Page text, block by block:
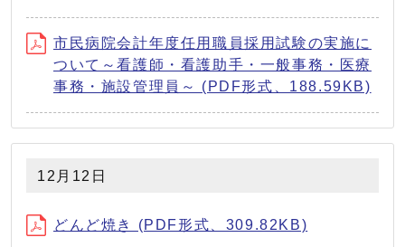
市民病院会計年度任用職員採用試験の実施に
ついて～看護師・看護助手・一般事務・医療
事務・施設管理員～ (PDF形式、188.59KB)
12月12日
どんど焼き (PDF形式、309.82KB)